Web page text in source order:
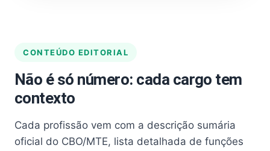
CONTEÚDO EDITORIAL
Não é só número: cada cargo tem
contexto
Cada profissão vem com a descrição sumária
oficial do CBO/MTE, lista detalhada de funções